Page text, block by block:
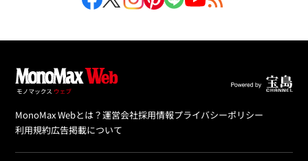
MonoMax Webとは？運営会社採用情報プライバシーポリシー
利用規約広告掲載について